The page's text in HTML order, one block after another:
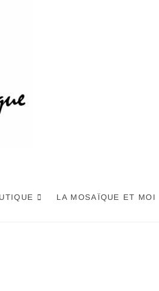
LA MOSAÏQUE ET MOI